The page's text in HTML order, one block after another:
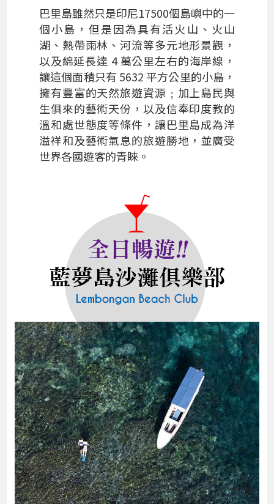
巴里島雖然只是印尼17500個島嶼中的一
個小島，但是因為具有活火山、火山
湖、熱帶雨林、河流等多元地形景觀，
以及綿延長達 4 萬公里左右的海岸線，
讓這個面積只有 5632 平方公里的小島，
擁有豐富的天然旅遊資源﹔加上島民與
生俱來的藝術天份，以及信奉印度教的
溫和處世態度等條件，讓巴里島成為洋
溢祥和及藝術氣息的旅遊勝地，並廣受
世界各國遊客的青睞。